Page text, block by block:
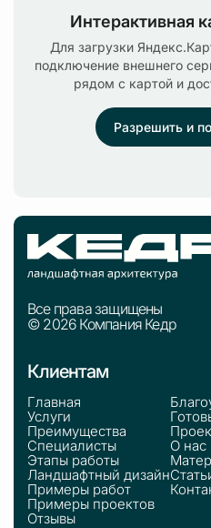
Интерактивная
Для загрузки
подключение внешнего
рядом с картой и
Разрешить и
Все права защищены
© 2026 Компания Кедр
Клиентам
Главная
Услуги
Преимущества
Специалисты
Этапы работы
Ландшафтный дизайн
Примеры работ
Примеры проектов
Отзывы
О нас